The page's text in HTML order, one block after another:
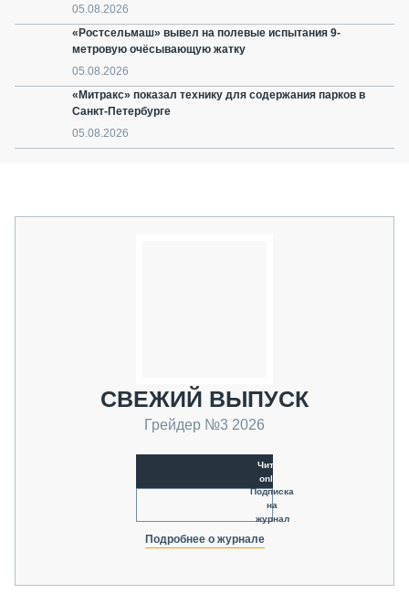
05.08.2026
«Ростсельмаш» вывел на полевые испытания 9-
метровую очёсывающую жатку
05.08.2026
«Митракс» показал технику для содержания парков в
Санкт-Петербурге
05.08.2026
СВЕЖИЙ ВЫПУСК
Грейдер №3 2026
Читать
online
Подписка
на
журнал
Подробнее о журнале